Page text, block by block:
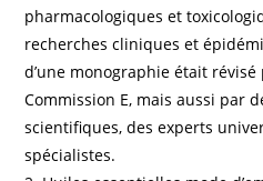
pharmacologiques et
recherches cliniques et
d’une monographie était
Commission E, mais aussi par
scientifiques, des experts
spécialistes.